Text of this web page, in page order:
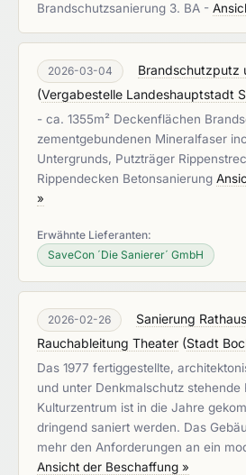
Brandschutzsanierung 3. BA -
2026-03-04
Brandschutzputz
(Vergabestelle Landeshauptstadt
- ca. 1355m² Deckenflächen
zementgebundenen Mineralfaser
Untergrunds, Putzträger
Rippendecken Betonsanierung
»
Erwähnte Lieferanten:
SaveCon ´Die Sanierer´ GmbH
2026-02-26
Sanierung
Rauchableitung Theater (Stadt
Das 1977 fertiggestellte,
und unter Denkmalschutz stehende
Kulturzentrum ist in die Jahre
dringend saniert werden. Das
mehr den Anforderungen an ein
Ansicht der Beschaffung »